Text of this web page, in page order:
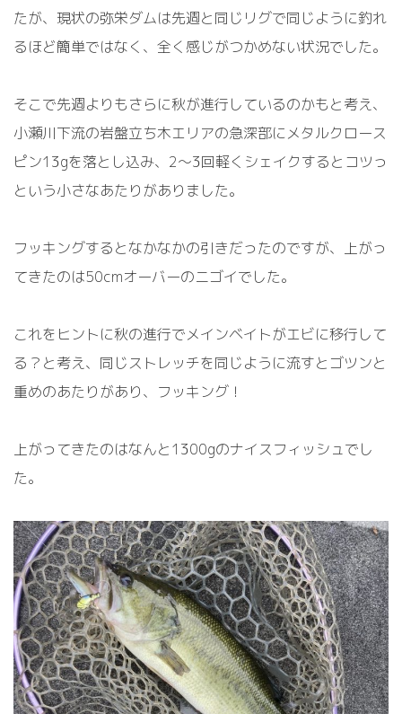
たが、現状の弥栄ダムは先週と同じリグで同じように釣れ
るほど簡単ではなく、全く感じがつかめない状況でした。
そこで先週よりもさらに秋が進行しているのかもと考え、
小瀬川下流の岩盤立ち木エリアの急深部にメタルクロース
ピン13gを落とし込み、2～3回軽くシェイクするとコツっ
という小さなあたりがありました。
フッキングするとなかなかの引きだったのですが、上がっ
てきたのは50cmオーバーのニゴイでした。
これをヒントに秋の進行でメインベイトがエビに移行して
る？と考え、同じストレッチを同じように流すとゴツンと
重めのあたりがあり、フッキング！
上がってきたのはなんと1300gのナイスフィッシュでし
た。